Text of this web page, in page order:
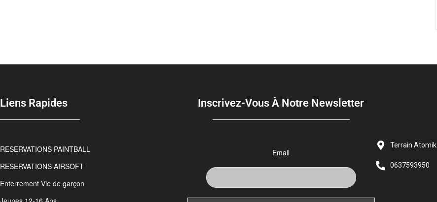
Liens Rapides
RESERVATIONS PAINTBALL
RESERVATIONS AIRSOFT
Enterrement Vie de garçon
Inscrivez-Vous À Notre Newsletter
Email
Terrain Atomik
0637593950